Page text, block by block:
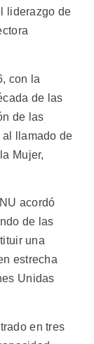
liderazgo de
con la
de las
de las
llamado de
Mujer,
acordó
de las
una
estrecha
Unidas
en tres